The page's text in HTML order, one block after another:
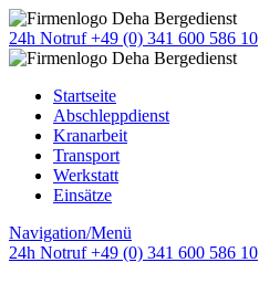
24h Notruf +49 (0) 341 600 586 10
Startseite
Abschleppdienst
Kranarbeit
Transport
Werkstatt
Einsätze
Navigation/Menü
24h Notruf +49 (0) 341 600 586 10